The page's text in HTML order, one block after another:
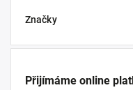
Značky
Přijímáme online